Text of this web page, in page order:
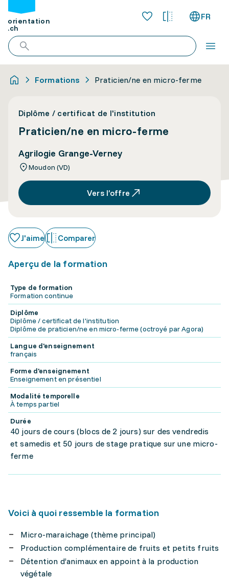
orientation
.ch
FR
Formations Praticien/ne en micro-ferme
Diplôme / certificat de l'institution
Praticien/ne en micro-ferme
Agrilogie Grange-Verney
Moudon (VD)
Vers l’offre
J'aime Comparer
Aperçu de la formation
Type de formation
Formation continue
Diplôme
Diplôme / certificat de l'institution
Diplôme de praticien/ne en micro-ferme (octroyé par Agora)
Langue d'enseignement
français
Forme d'enseignement
Enseignement en présentiel
Modalité temporelle
À temps partiel
Durée
40 jours de cours (blocs de 2 jours) sur des vendredis
et samedis et 50 jours de stage pratique sur une micro-
ferme
Voici à quoi ressemble la formation
Micro-maraichage (thème principal)
Production complémentaire de fruits et petits fruits
Détention d’animaux en appoint à la production
végétale